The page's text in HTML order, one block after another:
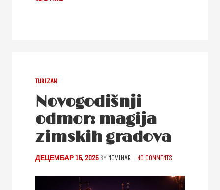
TURIZAM
Novogodišnji
odmor: magija
zimskih gradova
ДЕЦЕМБАР 15, 2025 BY NOVINAR - NO COMMENTS